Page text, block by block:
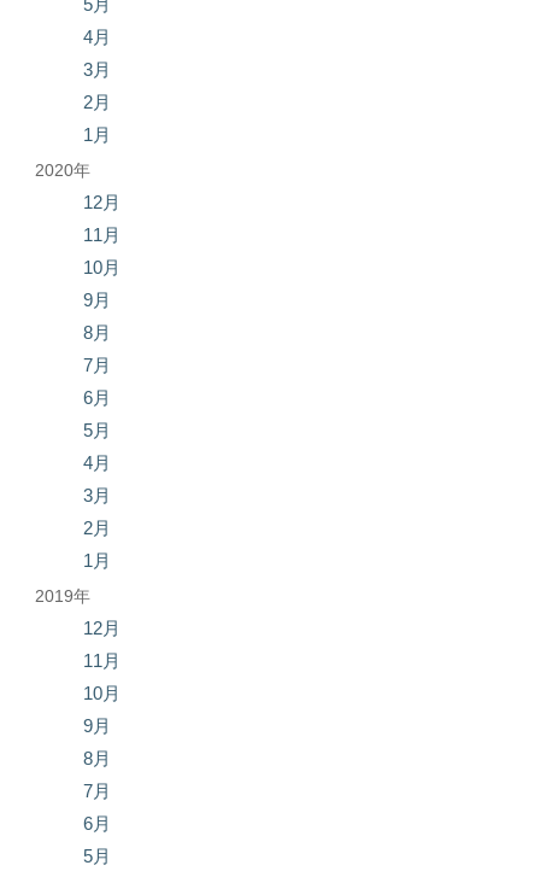
5月
4月
3月
2月
1月
2020年
12月
11月
10月
9月
8月
7月
6月
5月
4月
3月
2月
1月
2019年
12月
11月
10月
9月
8月
7月
6月
5月